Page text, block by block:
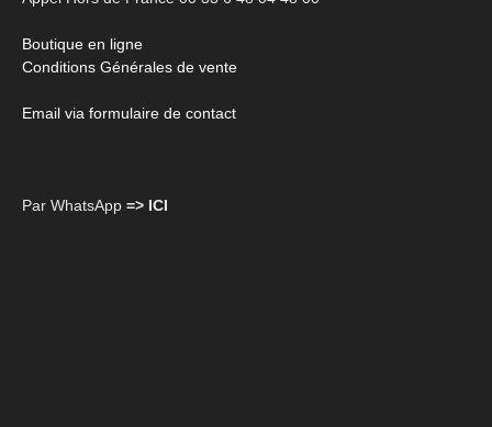
Boutique en ligne
Conditions Générales de vente
Email via formulaire de contact
Par WhatsApp => ICI